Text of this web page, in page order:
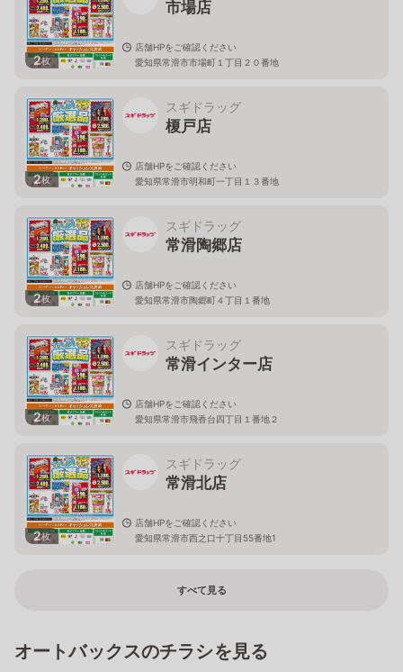
2枚
市場店
店舗HPをご確認ください
愛知県常滑市市場町１丁目２０番地
2枚
スギドラッグ
榎戸店
店舗HPをご確認ください
愛知県常滑市明和町一丁目１３番地
2枚
スギドラッグ
常滑陶郷店
店舗HPをご確認ください
愛知県常滑市陶郷町４丁目１番地
2枚
スギドラッグ
常滑インター店
店舗HPをご確認ください
愛知県常滑市飛香台四丁目１番地２
2枚
スギドラッグ
常滑北店
店舗HPをご確認ください
愛知県常滑市西之口十丁目55番地1
すべて見る
オートバックスのチラシを見る